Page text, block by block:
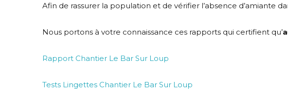
Afin de rassurer la population et de vérifier l’absence d’amiante
Nous portons à votre connaissance ces rapports qui certifient qu’
Rapport Chantier Le Bar Sur Loup
Tests Lingettes Chantier Le Bar Sur Loup